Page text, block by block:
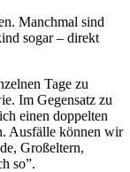
Manchmal sind
sogar – direkt
Tage zu
Im Gegensatz zu
einen doppelten
Ausfälle können wir
Großeltern,
so”.